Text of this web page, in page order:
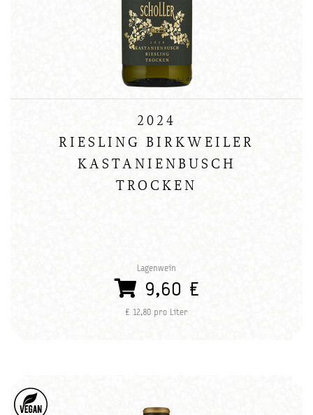
2024
RIESLING BIRKWEILER
KASTANIENBUSCH
TROCKEN
Lagenwein
9,60 €
€ 12,80 pro Liter